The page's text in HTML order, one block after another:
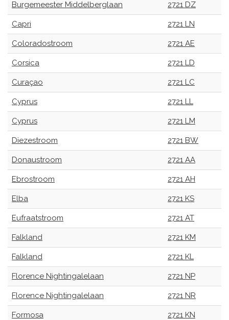
Burgemeester Middelberglaan 2721 DZ
Capri 2721 LN
Coloradostroom 2721 AE
Corsica 2721 LD
Curaçao 2721 LC
Cyprus 2721 LL
Cyprus 2721 LM
Diezestroom 2721 BW
Donaustroom 2721 AA
Ebrostroom 2721 AH
Elba 2721 KS
Eufraatstroom 2721 AT
Falkland 2721 KM
Falkland 2721 KL
Florence Nightingalelaan 2721 NP
Florence Nightingalelaan 2721 NR
Formosa 2721 KN